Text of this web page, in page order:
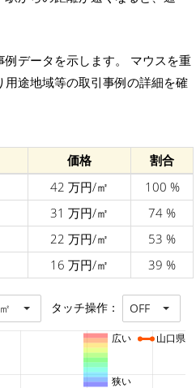
データを示します。 マウスを重
途地域等の取引事例の詳細を確
価格
割合
42 万円/㎡
100 %
31 万円/㎡
74 %
22 万円/㎡
53 %
16 万円/㎡ 39 %
㎡ タッチ操作： OFF
山口県
広い
狭い